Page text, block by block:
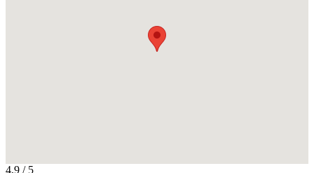
4,9 / 5